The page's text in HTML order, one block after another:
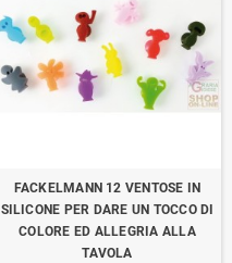
FACKELMANN 12 VENTOSE IN
SILICONE PER DARE UN TOCCO DI
COLORE ED ALLEGRIA ALLA
TAVOLA